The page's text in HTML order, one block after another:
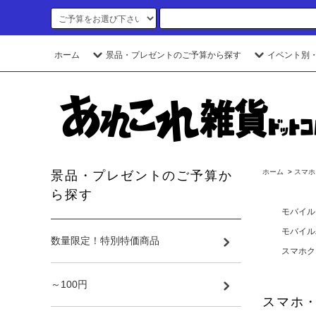
ホーム 景品・プレゼントのご予算から探す イベント別
ホーム > スマ
モバイ
モバイ
スマホ
スマホ
景品・プレゼントのご予算か
ら探す
数量限定！特別特価商品
～100円